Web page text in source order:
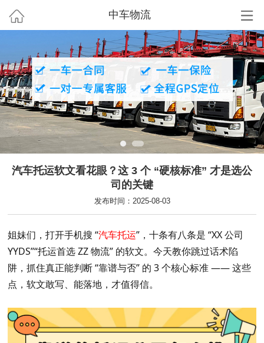
中车物流
汽车托运软文看花眼？这 3 个 “硬核标准” 才是选公
司的关键
发布时间：2025-08-03
姐妹们，打开手机搜 “汽车托运”，十条有八条是 “XX 公司
YYDS”“托运首选 ZZ 物流” 的软文。今天教你跳过话术陷
阱，抓住真正能判断 “靠谱与否” 的 3 个核心标准 —— 这些
点，软文敢写、能落地，才值得信。